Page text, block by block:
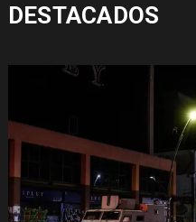
DESTACADOS